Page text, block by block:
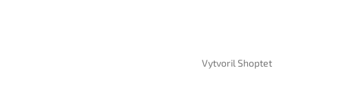
Vytvoril Shoptet